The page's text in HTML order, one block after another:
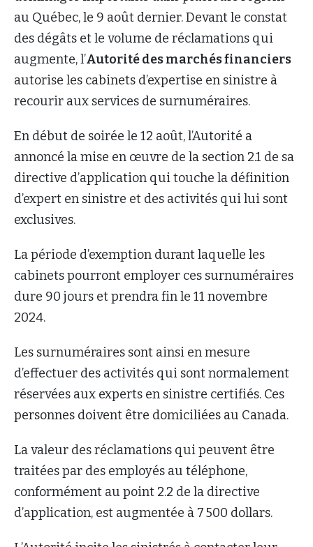
au Québec, le 9 août dernier. Devant le constat
des dégâts et le volume de réclamations qui
augmente, l’Autorité des marchés financiers
autorise les cabinets d’expertise en sinistre à
recourir aux services de surnuméraires.
En début de soirée le 12 août, l’Autorité a
annoncé la mise en œuvre de la section 2.1 de sa
directive d’application qui touche la définition
d’expert en sinistre et des activités qui lui sont
exclusives.
La période d’exemption durant laquelle les
cabinets pourront employer ces surnuméraires
dure 90 jours et prendra fin le 11 novembre
2024.
Les surnuméraires sont ainsi en mesure
d’effectuer des activités qui sont normalement
réservées aux experts en sinistre certifiés. Ces
personnes doivent être domiciliées au Canada.
La valeur des réclamations qui peuvent être
traitées par des employés au téléphone,
conformément au point 2.2 de la directive
d’application, est augmentée à 7 500 dollars.